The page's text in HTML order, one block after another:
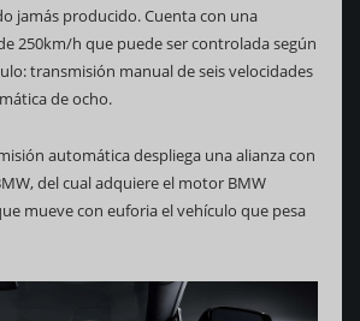
jamás producido. Cuenta con una
250km/h que puede ser controlada según
transmisión manual de seis velocidades
de ocho.
automática despliega una alianza con
del cual adquiere el motor BMW
mueve con euforia el vehículo que pesa